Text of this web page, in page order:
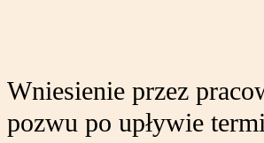
Wniesienie przez
pozwu po upływie